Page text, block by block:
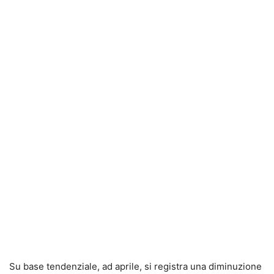
Su base tendenziale, ad aprile, si registra una diminuzione